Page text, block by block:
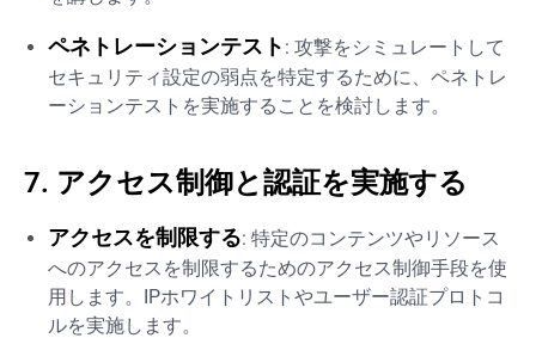
ペネトレーションテスト : 攻撃をシミュレートして
セキュリティ設定の弱点を特定するために、ペネトレ
ーションテストを実施することを検討します。
7. アクセス制御と認証を実施する
アクセスを制限する: 特定のコンテンツやリソース
へのアクセスを制限するためのアクセス制御手段を使
用します。IPホワイトリストやユーザー認証プロトコ
ルを実施します。